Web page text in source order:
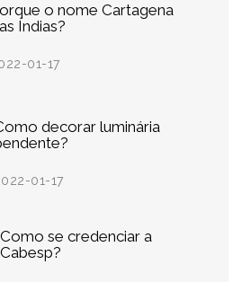
o nome Cartagena
Índias?
01-17
decorar luminária
01-17
Como se credenciar a
Cabesp?